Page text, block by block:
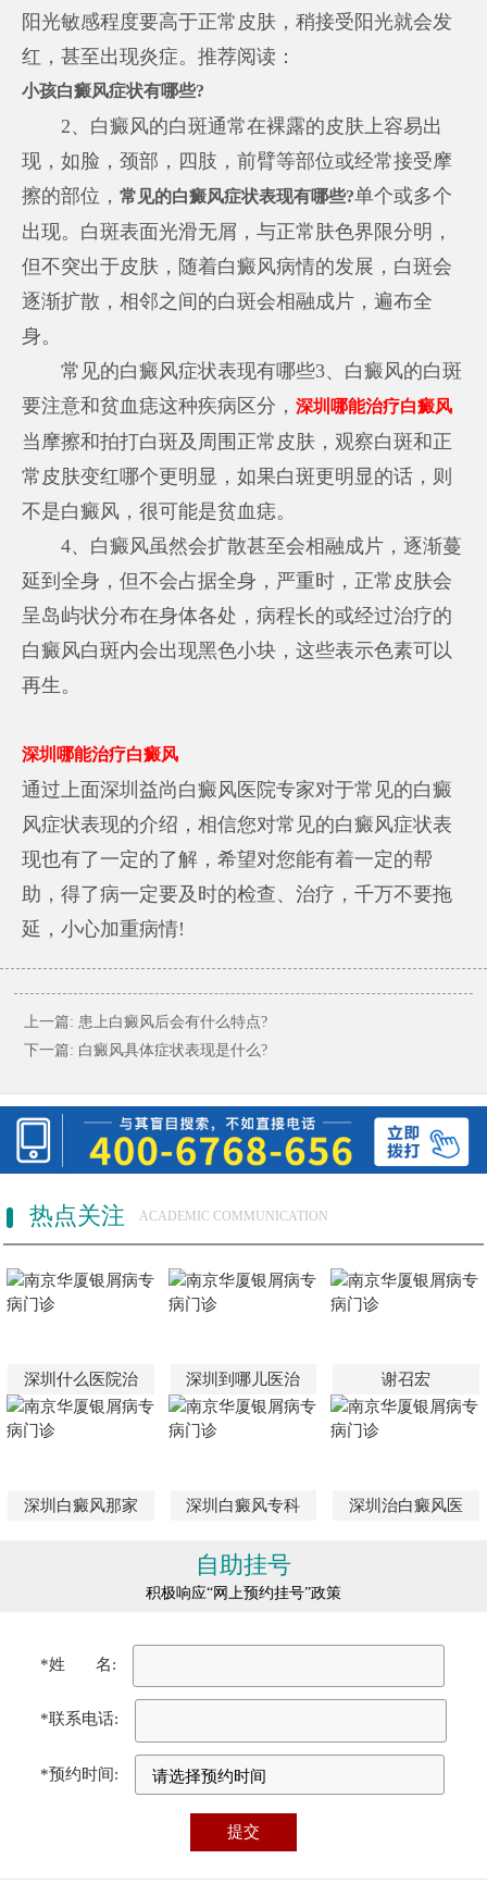
阳光敏感程度要高于正常皮肤，稍接受阳光就会发
红，甚至出现炎症。推荐阅读：
小孩白癜风症状有哪些?
2、白癜风的白斑通常在裸露的皮肤上容易出
现，如脸，颈部，四肢，前臂等部位或经常接受摩
擦的部位，常见的白癜风症状表现有哪些?单个或多个
出现。白斑表面光滑无屑，与正常肤色界限分明，
但不突出于皮肤，随着白癜风病情的发展，白斑会
逐渐扩散，相邻之间的白斑会相融成片，遍布全
身。
常见的白癜风症状表现有哪些3、白癜风的白斑
要注意和贫血痣这种疾病区分，深圳哪能治疗白癜风
当摩擦和拍打白斑及周围正常皮肤，观察白斑和正
常皮肤变红哪个更明显，如果白斑更明显的话，则
不是白癜风，很可能是贫血痣。
4、白癜风虽然会扩散甚至会相融成片，逐渐蔓
延到全身，但不会占据全身，严重时，正常皮肤会
呈岛屿状分布在身体各处，病程长的或经过治疗的
白癜风白斑内会出现黑色小块，这些表示色素可以
再生。
深圳哪能治疗白癜风
通过上面深圳益尚白癜风医院专家对于常见的白癜
风症状表现的介绍，相信您对常见的白癜风症状表
现也有了一定的了解，希望对您能有着一定的帮
助，得了病一定要及时的检查、治疗，千万不要拖
延，小心加重病情!
上一篇: 患上白癜风后会有什么特点?
下一篇: 白癜风具体症状表现是什么?
热点关注 ACADEMIC COMMUNICATION
深圳什么医院治 深圳到哪儿医治 谢召宏
深圳白癜风那家 深圳白癜风专科 深圳治白癜风医
自助挂号
积极响应“网上预约挂号”政策
*姓 名:
*联系电话:
*预约时间: